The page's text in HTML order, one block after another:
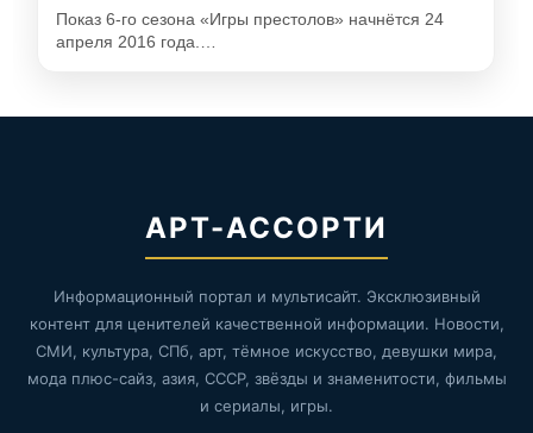
Показ 6-го сезона «Игры престолов» начнётся 24
апреля 2016 года.…
АРТ-АССОРТИ
Информационный портал и мультисайт. Эксклюзивный
контент для ценителей качественной информации. Новости,
СМИ, культура, СПб, арт, тёмное искусство, девушки мира,
мода плюс-сайз, азия, СССР, звёзды и знаменитости, фильмы
и сериалы, игры.